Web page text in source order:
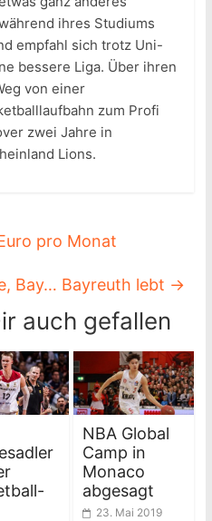
ihres Studiums
empfahl sich trotz Uni-
bessere Liga. Über ihren
von einer
zum Profi
zwei Jahre in
Lions.
pro Monat
Bay… Bayreuth lebt →
auch gefallen
NBA Global
Camp in
Monaco
abgesagt
23. Mai 2019